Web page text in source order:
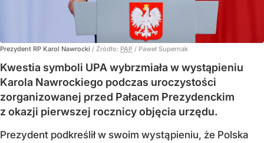
Prezydent RP Karol Nawrocki / Źródło: PAP / Paweł Supernak
Kwestia symboli UPA wybrzmiała w wystąpieniu
Karola Nawrockiego podczas uroczystości
zorganizowanej przed Pałacem Prezydenckim
z okazji pierwszej rocznicy objęcia urzędu.
Prezydent podkreślił w swoim wystąpieniu, że Polska